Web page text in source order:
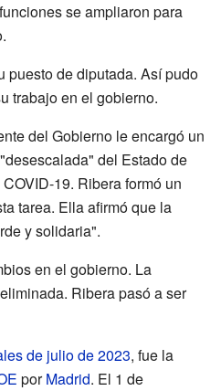
se ampliaron para
puesto de diputada. Así pudo
trabajo en el gobierno.
del Gobierno le encargó un
del Estado de
19. Ribera formó un
tarea. Ella afirmó que la
y solidaria".
en el gobierno. La
Ribera pasó a ser
de julio de 2023, fue la
porMadrid. El 1 de